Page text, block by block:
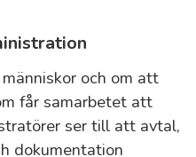
och om att
får samarbetet att
ser till att avtal,
dokumentation